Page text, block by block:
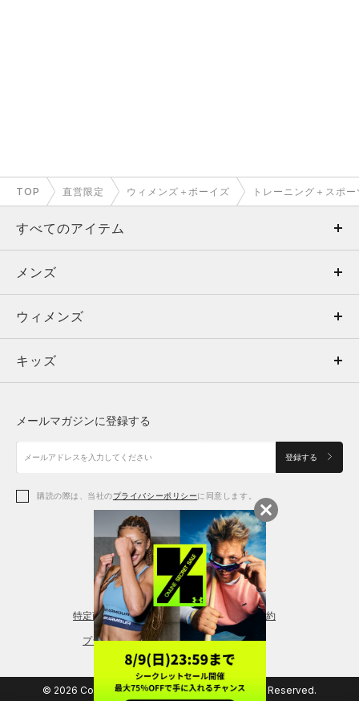
TOP 直営限定 ウィメンズ＋ボーイズ トレーニング＋スポ
すべてのアイテム
メンズ
ウィメンズ
キッズ
アクセサリー
メンズ
トップス
ボトムス
アクセサリー
ウィメンズ
トップス
シューズ
アクセサリー
レギンス＆タイツ
キッズ
シューズ
メールマガジンに登録する
登録する
購読の際は、当社のプライバシーポリシーに同意します。
特定商取引法に基づく通販の表記 会員規約
プライバシーポリシー
© 2026 Copyright DOME Corporation. All Rights Reserved.